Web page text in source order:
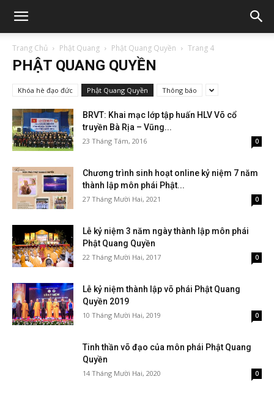
Trang Chủ Phật Quang Phật Quang Quyền Trang 4
PHẬT QUANG QUYỀN
Khóa hè đạo đức Phật Quang Quyền Thông báo
BRVT: Khai mạc lớp tập huấn HLV Võ cổ
truyền Bà Rịa – Vũng...
23 Tháng Tám, 2016 0
Chương trình sinh hoạt online kỷ niệm 7 năm
thành lập môn phái Phật...
27 Tháng Mười Hai, 2021 0
Lễ kỷ niệm 3 năm ngày thành lập môn phái
Phật Quang Quyền
22 Tháng Mười Hai, 2017 0
Lễ kỷ niệm thành lập võ phái Phật Quang
Quyền 2019
10 Tháng Mười Hai, 2019 0
Tinh thần võ đạo của môn phái Phật Quang
Quyền
14 Tháng Mười Hai, 2020 0